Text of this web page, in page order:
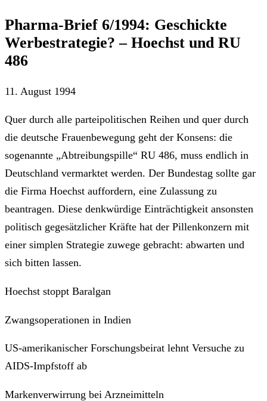
Pharma-Brief 6/1994: Geschickte
Werbestrategie? – Hoechst und RU
486
11. August 1994
Quer durch alle parteipolitischen Reihen und quer durch
die deutsche Frauenbewegung geht der Konsens: die
sogenannte „Abtreibungspille“ RU 486, muss endlich in
Deutschland vermarktet werden. Der Bundestag sollte gar
die Firma Hoechst auffordern, eine Zulassung zu
beantragen. Diese denkwürdige Einträchtigkeit ansonsten
politisch gegesätzlicher Kräfte hat der Pillenkonzern mit
einer simplen Strategie zuwege gebracht: abwarten und
sich bitten lassen.
Hoechst stoppt Baralgan
Zwangsoperationen in Indien
US-amerikanischer Forschungsbeirat lehnt Versuche zu
AIDS-Impfstoff ab
Markenverwirrung bei Arzneimitteln